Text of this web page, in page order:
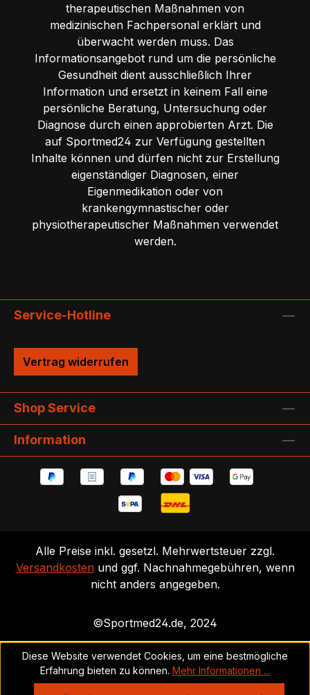
therapeutischen Maßnahmen von
medizinischen Fachpersonal erklärt und
überwacht werden muss. Das
Informationsangebot rund um die persönliche
Gesundheit dient ausschließlich Ihrer
Information und ersetzt in keinem Fall eine
persönliche Beratung, Untersuchung oder
Diagnose durch einen approbierten Arzt. Die
auf Sportmed24 zur Verfügung gestellten
Inhalte können und dürfen nicht zur Erstellung
eigenständiger Diagnosen, einer
Eigenmedikation oder von
krankengymnastischer oder
physiotherapeutischer Maßnahmen verwendet
werden.
Service-Hotline
Vertrag widerrufen
Shop Service
Information
Alle Preise inkl. gesetzl. Mehrwertsteuer zzgl.
Versandkosten und ggf. Nachnahmegebühren, wenn
nicht anders angegeben.
©Sportmed24.de, 2024
Diese Website verwendet Cookies, um eine bestmögliche
Erfahrung bieten zu können. Mehr Informationen ...